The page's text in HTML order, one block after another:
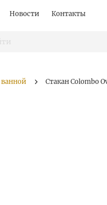
Новости Контакты
Стакан Colombo